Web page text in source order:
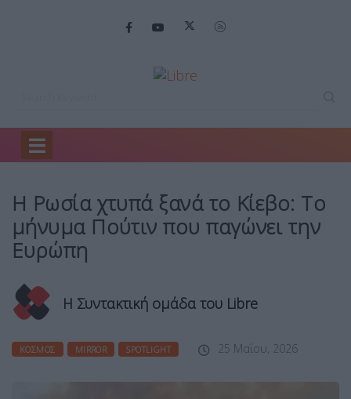
Home
Η Ρωσία χτυπά ξανά το Κίεβο: Το
μήνυμα Πούτιν που παγώνει την
Ευρώπη
Η Συντακτική ομάδα του Libre
ΚΌΣΜΟΣ MIRROR SPOTLIGHT 25 Μαΐου, 2026